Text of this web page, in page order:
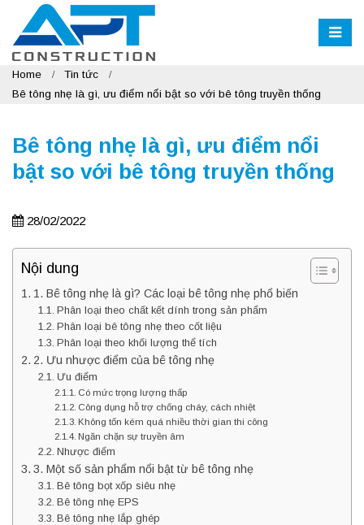
Home
Tin tức
Bê tông nhẹ là gì, ưu điểm nổi bật so với bê tông truyền thống
Bê tông nhẹ là gì, ưu điểm nổi
bật so với bê tông truyền thống
28/02/2022
Nội dung
1. Bê tông nhẹ là gì? Các loại bê tông nhẹ phổ biến
Phân loại theo chất kết dính trong sản phẩm
Phân loại bê tông nhẹ theo cốt liệu
Phân loại theo khối lượng thể tích
2. Ưu nhược điểm của bê tông nhẹ
Ưu điểm
Có mức trọng lượng thấp
Công dụng hỗ trợ chống cháy, cách nhiệt
Không tốn kém quá nhiều thời gian thi công
Ngăn chặn sự truyền âm
Nhược điểm
3. Một số sản phẩm nổi bật từ bê tông nhẹ
Bê tông bọt xốp siêu nhẹ
Bê tông nhẹ EPS
Bê tông nhẹ lắp ghép